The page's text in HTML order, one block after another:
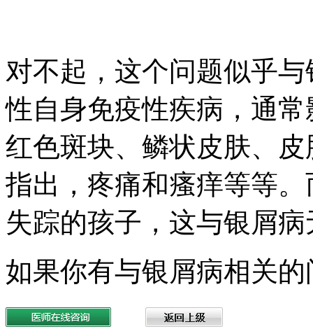
对不起，这个问题似乎
性自身免疫性疾病，通
红色斑块、鳞状皮肤、
指出，疼痛和瘙痒等等
失踪的孩子，这与银屑
如果你有与银屑病相关